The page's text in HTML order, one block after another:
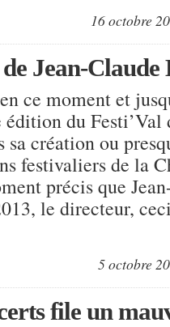
16 octobre
Jean-Claude
ce moment et
édition du Festi’Val
sa création ou
festivaliers de la
précis que
le directeur,
5 octobre
file un